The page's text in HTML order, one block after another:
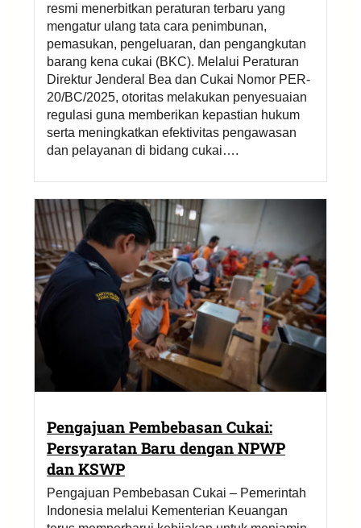
resmi menerbitkan peraturan terbaru yang
mengatur ulang tata cara penimbunan,
pemasukan, pengeluaran, dan pengangkutan
barang kena cukai (BKC). Melalui Peraturan
Direktur Jenderal Bea dan Cukai Nomor PER-
20/BC/2025, otoritas melakukan penyesuaian
regulasi guna memberikan kepastian hukum
serta meningkatkan efektivitas pengawasan
dan pelayanan di bidang cukai….
Pengajuan Pembebasan Cukai:
Persyaratan Baru dengan NPWP
dan KSWP
Pengajuan Pembebasan Cukai – Pemerintah
Indonesia melalui Kementerian Keuangan